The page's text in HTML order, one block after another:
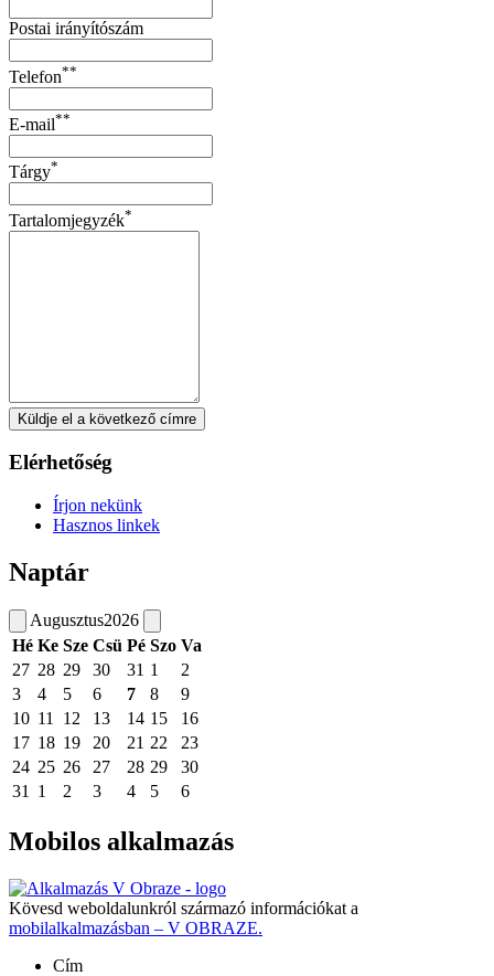
Postai irányítószám
Telefon**
E-mail**
Tárgy*
Tartalomjegyzék*
Küldje el a következő címre
Elérhetőség
Írjon nekünk
Hasznos linkek
Naptár
Augusztus2026
Hé Ke Sze Csü Pé Szo Va
27 28 29 30 31 1
2
3
4 5 6 7 8
9
10 11 12 13 14 15
16
17 18 19 20 21 22
23
24 25 26 27 28 29
30
31
1 2 3 4 5 6
Mobilos alkalmazás
Kövesd weboldalunkról származó információkat a
mobilalkalmazásban – V OBRAZE.
Cím